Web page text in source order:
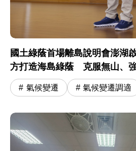
國土綠蔭首場離島說明會澎
方打造海島綠蔭 克服無山、
戰
氣候變遷 氣候變遷調適